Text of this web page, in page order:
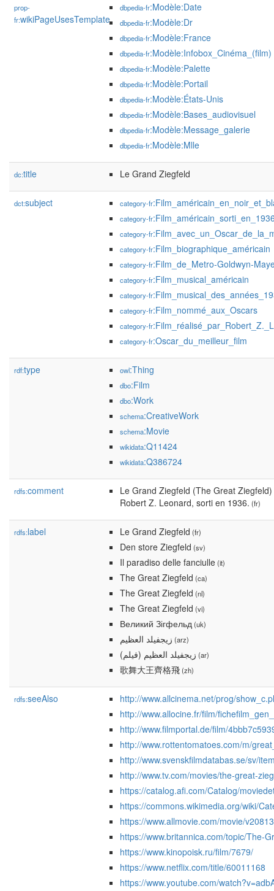
prop-
fr:wikiPageUsesTemplate
dbpedia-fr:Modèle:Date
dbpedia-fr:Modèle:Dr
dbpedia-fr:Modèle:France
dbpedia-fr:Modèle:Infobox_Cinéma_(film)
dbpedia-fr:Modèle:Palette
dbpedia-fr:Modèle:Portail
dbpedia-fr:Modèle:États-Unis
dbpedia-fr:Modèle:Bases_audiovisuel
dbpedia-fr:Modèle:Message_galerie
dbpedia-fr:Modèle:Mlle
dc:title Le Grand Ziegfeld
dct:subject category-fr
category-fr
category-fr
category-fr:Film_biographique_américain
category-fr:Film_de_Metro-Goldwyn-
category-fr:Film_musical_américain
category-fr
category-fr:Film_nommé_aux_Oscars
category-fr
category-fr:Oscar_du_meilleur_film
rdf:type owl:Thing
dbo:Film
dbo:Work
schema:CreativeWork
schema:Movie
wikidata:Q11424
wikidata:Q386724
rdfs:comment
Le Grand Ziegfeld (The Great
Robert Z. Leonard, sorti en 1936. (fr)
rdfs:label Le Grand Ziegfeld (fr)
Den store Ziegfeld (sv)
Il paradiso delle fanciulle(it)
The Great Ziegfeld (ca)
The Great Ziegfeld (nl)
The Great Ziegfeld (vi)
Великий Зігфельд(uk)
زيجفيلد العظيم (arz)
زيجفيلد العظيم (فيلم) (ar)
歌舞大王齊格飛(zh)
rdfs:seeAlso
http://www.allcinema.net/prog/
http://www.allocine.fr/film/
http://www.filmportal.de/film/
http://www.rottentomatoes.com/m/
http://www.svenskfilmdatabas.se/sv/
http://www.tv.com/movies/the-great-
https://catalog.afi.com/Catalog/
https://commons.wikimedia.org/wiki/
https://www.allmovie.com/movie/v20813
https://www.britannica.com/topic/The-
https://www.kinopoisk.ru/film/7679/
https://www.netflix.com/title/60011168
https://www.youtube.com/